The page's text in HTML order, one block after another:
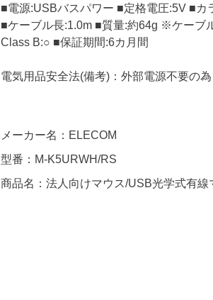
■電源:USBバスパワー ■定格電圧:5V ■カ
■ケーブル長:1.0m ■質量:約64g ※ケーブ
Class B:○ ■保証期間:6カ月間
電気用品安全法(備考)：外部電源不要の為
メーカー名：ELECOM
型番：M-K5URWH/RS
商品名：法人向けマウス/USB光学式有